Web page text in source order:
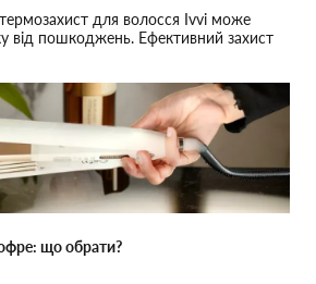
для волосся Ivvi може
від пошкоджень. Ефективний захист
що обрати?